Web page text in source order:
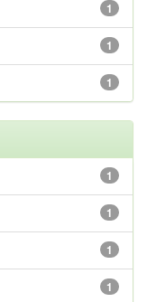
1
1
1
1
1
1
1